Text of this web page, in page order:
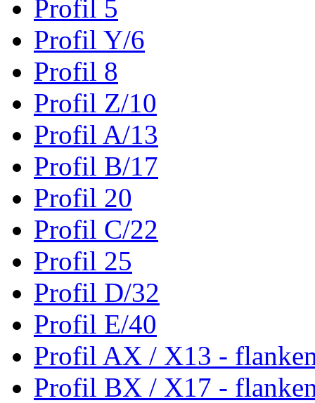
Profil 5
Profil Y/6
Profil 8
Profil Z/10
Profil A/13
Profil B/17
Profil 20
Profil C/22
Profil 25
Profil D/32
Profil E/40
Profil AX / X13 -
Profil BX / X17 -